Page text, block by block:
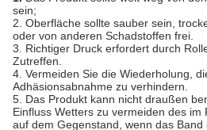
sein;
2. Oberfläche sollte sauber sein,
oder von anderen Schadstoffen frei.
3. Richtiger Druck erfordert durch
Zutreffen.
4. Vermeiden Sie die Wiederholung,
Adhäsionsabnahme zu verhindern.
5. Das Produkt kann nicht draußen
Einfluss Wetters zu vermeiden des im
auf dem Gegenstand, wenn das Band